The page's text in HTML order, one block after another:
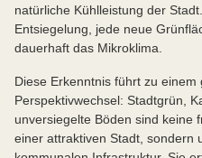
natürliche Kühlleistung der
Entsiegelung, jede neue
dauerhaft das Mikroklima.
Diese Erkenntnis führt zu einem
Perspektivwechsel: Stadtgrün,
unversiegelte Böden sind keine
einer attraktiven Stadt, sondern